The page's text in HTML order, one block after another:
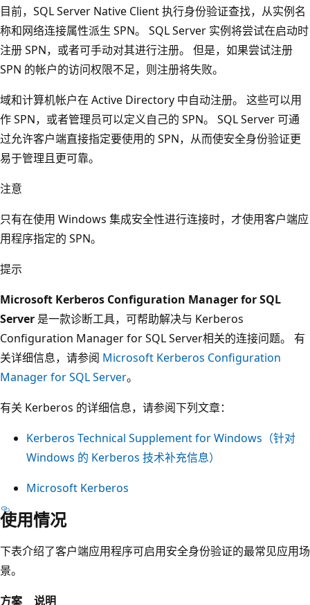
目前，SQL Server Native Client 执行身份验证查找，从实例名
称和网络连接属性派生 SPN。 SQL Server 实例将尝试在启动时
注册 SPN，或者可手动对其进行注册。 但是，如果尝试注册
SPN 的帐户的访问权限不足，则注册将失败。
域和计算机帐户在 Active Directory 中自动注册。 这些可以用
作 SPN，或者管理员可以定义自己的 SPN。 SQL Server 可通
过允许客户端直接指定要使用的 SPN，从而使安全身份验证更
易于管理且更可靠。
注意
只有在使用 Windows 集成安全性进行连接时，才使用客户端应
用程序指定的 SPN。
提示
Microsoft Kerberos Configuration Manager for SQL
Server 是一款诊断工具，可帮助解决与 Kerberos
Configuration Manager for SQL Server相关的连接问题。 有
关详细信息，请参阅 Microsoft Kerberos Configuration
Manager for SQL Server。
有关 Kerberos 的详细信息，请参阅下列文章：
Kerberos Technical Supplement for Windows（针对
Windows 的 Kerberos 技术补充信息）
Microsoft Kerberos
使用情况
下表介绍了客户端应用程序可启用安全身份验证的最常见应用场
景。
方案
说明